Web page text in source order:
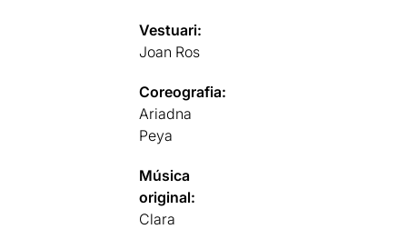
Vestuari:
Joan Ros
Coreografia:
Ariadna
Peya
Música
original:
Clara